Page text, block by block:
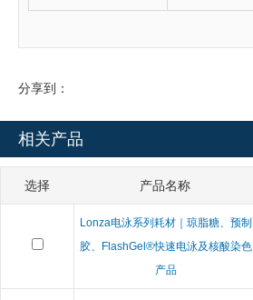
分享到：
相关产品
选择 产品名称
Lonza电泳系列耗材｜琼脂糖、预制
胶、FlashGel®快速电泳及核酸染色
产品